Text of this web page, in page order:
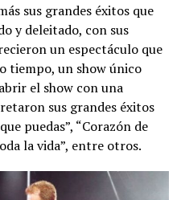
sus grandes éxitos que
y deleitado, con sus
un espectáculo que
tiempo, un show único
el show con una
sus grandes éxitos
puedas”, “Corazón de
la vida”, entre otros.